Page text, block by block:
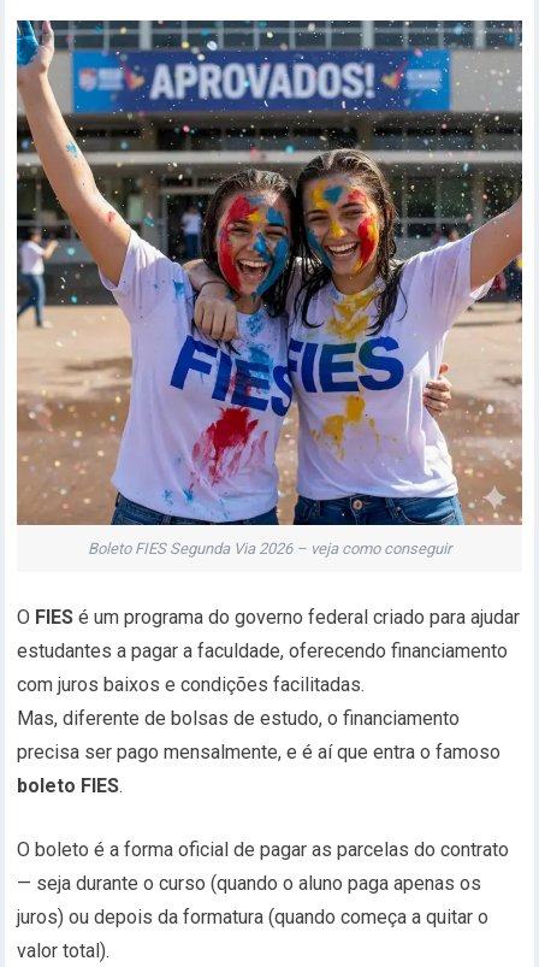
Boleto FIES Segunda Via 2026 – veja como conseguir
O FIES é um programa do governo federal criado para ajudar
estudantes a pagar a faculdade, oferecendo financiamento
com juros baixos e condições facilitadas.
Mas, diferente de bolsas de estudo, o financiamento
precisa ser pago mensalmente, e é aí que entra o famoso
boleto FIES.
O boleto é a forma oficial de pagar as parcelas do contrato
— seja durante o curso (quando o aluno paga apenas os
juros) ou depois da formatura (quando começa a quitar o
valor total).